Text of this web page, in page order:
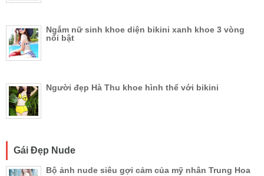
Ngắm nữ sinh khoe diện bikini xanh khoe 3 vòng
nổi bật
Người đẹp Hà Thu khoe hình thể với bikini
Gái Đẹp Nude
Bộ ảnh nude siêu gợi cảm của mỹ nhân Trung Hoa